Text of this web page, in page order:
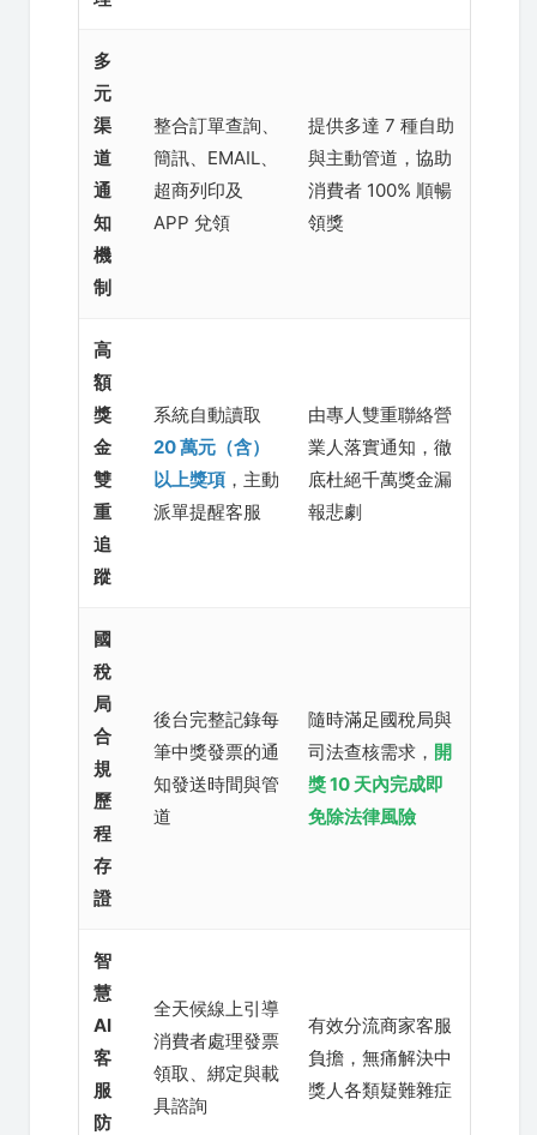
多
元
渠
道
通
知
機
制
整合訂單查詢、
簡訊、EMAIL、
超商列印及
APP 兌領
提供多達 7 種自助
與主動管道，協助
消費者 100% 順暢
領獎
高
額
獎
金
雙
重
追
蹤
系統自動讀取
20 萬元（含）
以上獎項 ，主動
派單提醒客服
由專人雙重聯絡營
業人落實通知，徹
底杜絕千萬獎金漏
報悲劇
國
稅
局
合
規
歷
程
存
證
後台完整記錄每
筆中獎發票的通
知發送時間與管
道
隨時滿足國稅局與
司法查核需求， 開
獎 10 天內完成即
免除法律風險
智
慧
AI
客
服
防
全天候線上引導
消費者處理發票
領取、綁定與載
具諮詢
有效分流商家客服
負擔，無痛解決中
獎人各類疑難雜症